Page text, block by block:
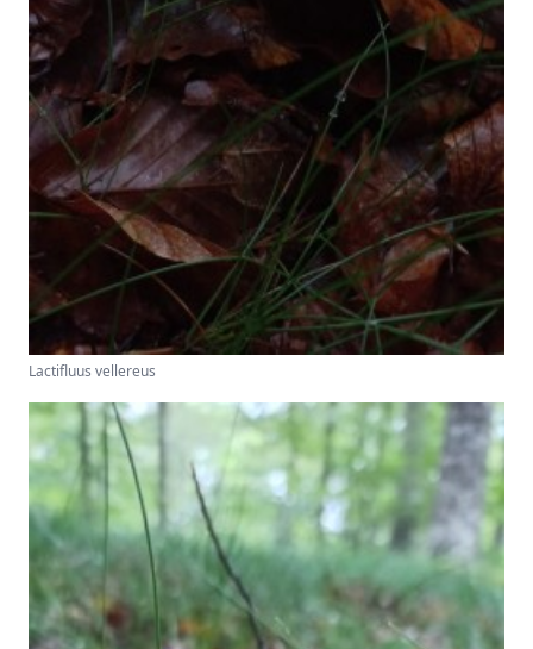
Lactifluus vellereus